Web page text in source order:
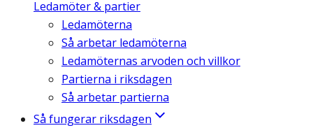
Ledamöter & partier
Ledamöterna
Så arbetar ledamöterna
Ledamöternas arvoden och villkor
Partierna i riksdagen
Så arbetar partierna
Så fungerar riksdagen